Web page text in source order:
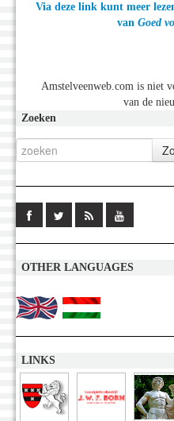
Via deze link kunt meer
van Goed
Amstelveenweb.com is niet
van de
Zoeken
OTHER LANGUAGES
LINKS